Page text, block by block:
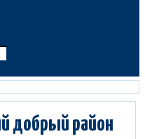
добрый район